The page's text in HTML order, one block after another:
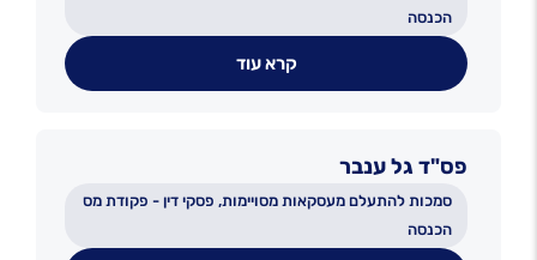
הכנסה
קרא עוד
פס"ד גל ענבר
סמכות להתעלם מעסקאות מסויימות, פסקי דין - פקודת מס
הכנסה